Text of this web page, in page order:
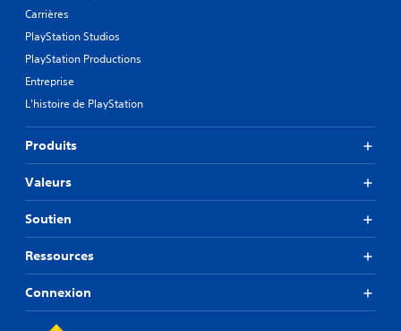
Carrières
PlayStation Studios
PlayStation Productions
Entreprise
L'histoire de PlayStation
Produits
Valeurs
Soutien
Ressources
Connexion